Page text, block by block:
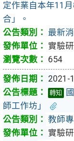
定作業自本年11
合」。
最新
實驗
654
2021-
轉知
師工作坊」
教師
實驗